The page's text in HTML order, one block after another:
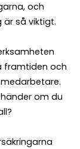
och
så viktigt.
framtiden och
om du